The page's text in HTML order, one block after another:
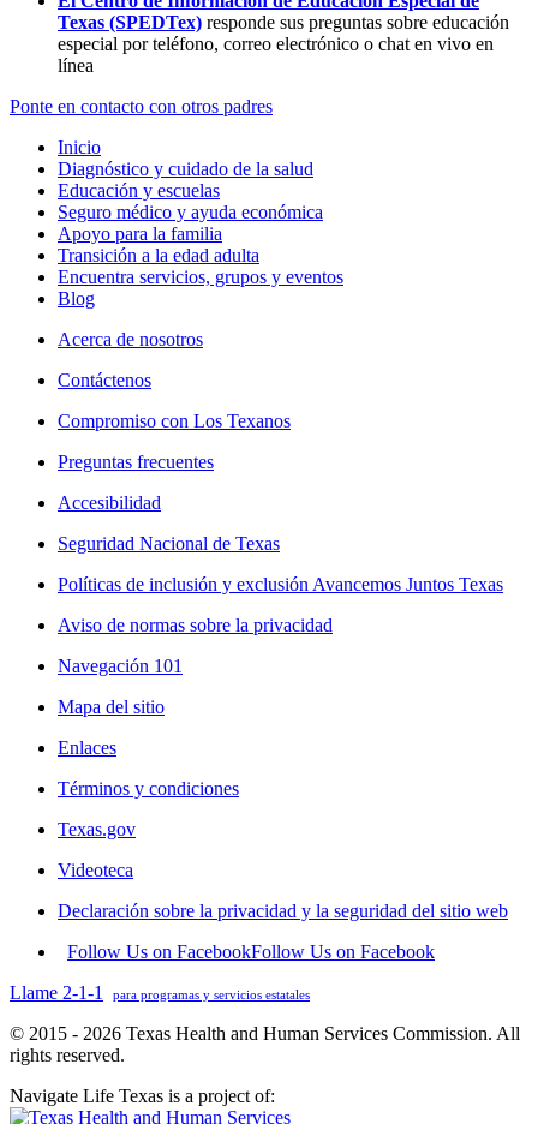
Texas (SPEDTex) responde sus preguntas sobre educación
especial por teléfono, correo electrónico o chat en vivo en
línea
Ponte en contacto con otros padres
Inicio
Diagnóstico y cuidado de la salud
Educación y escuelas
Seguro médico y ayuda económica
Apoyo para la familia
Transición a la edad adulta
Encuentra servicios, grupos y eventos
Blog
Acerca de nosotros
Contáctenos
Compromiso con Los Texanos
Preguntas frecuentes
Accesibilidad
Seguridad Nacional de Texas
Políticas de inclusión y exclusión Avancemos Juntos Texas
Aviso de normas sobre la privacidad
Navegación 101
Mapa del sitio
Enlaces
Términos y condiciones
Texas.gov
Videoteca
Declaración sobre la privacidad y la seguridad del sitio web
Follow Us on FacebookFollow Us on Facebook
Llame 2-1-1
para programas y servicios estatales
© 2015 - 2026 Texas Health and Human Services Commission. All
rights reserved.
Navigate Life Texas is a project of: